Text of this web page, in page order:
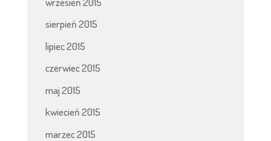
sierpień 2015
lipiec 2015
czerwiec 2015
maj 2015
kwiecień 2015
marzec 2015